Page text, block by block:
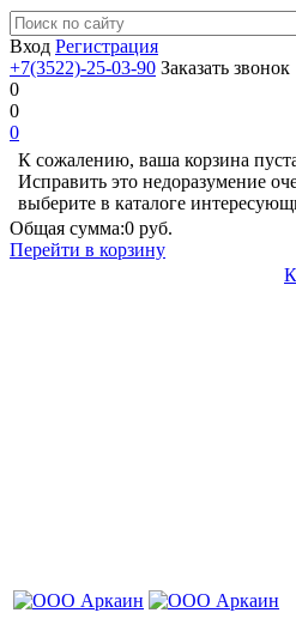
Вход Регистрация
+7(3522)-25-03-90 Заказать звонок
0
0
0
К сожалению, ваша корзина
Исправить это недоразумение
выберите в каталоге
Общая сумма:0 руб.
Перейти в корзину